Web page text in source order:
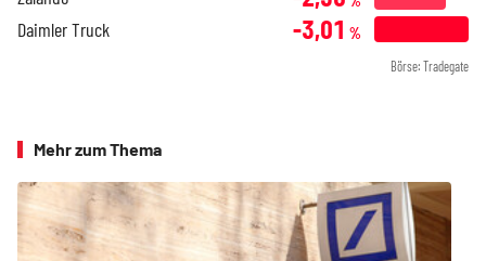
Daimler Truck -3,01 %
Börse: Tradegate
Mehr zum Thema